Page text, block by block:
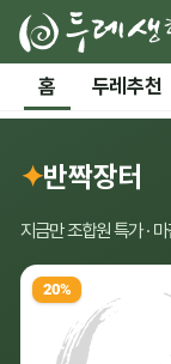
홈 두레추천
시즌기획
말복 더
든든한 간편 보양식 →
‹
0
✦반짝장터
지금만 조합원 특가 ·
20%